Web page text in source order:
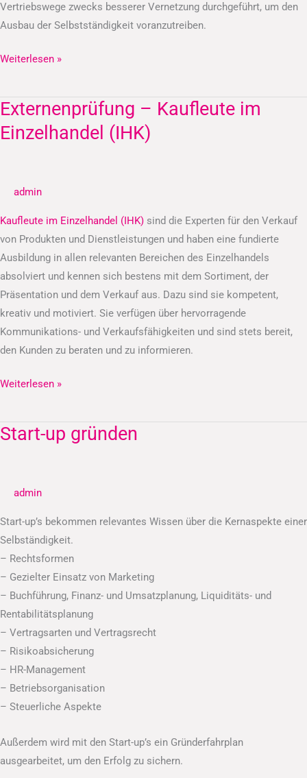
Vertriebswege zwecks besserer Vernetzung durchgeführt, um den
Ausbau der Selbstständigkeit voranzutreiben.
Weiterlesen »
Externenprüfung – Kaufleute im
Einzelhandel (IHK)
admin
Kaufleute im Einzelhandel (IHK) sind die Experten für den Verkauf
von Produkten und Dienstleistungen und haben eine fundierte
Ausbildung in allen relevanten Bereichen des Einzelhandels
absolviert und kennen sich bestens mit dem Sortiment, der
Präsentation und dem Verkauf aus. Dazu sind sie kompetent,
kreativ und motiviert. Sie verfügen über hervorragende
Kommunikations- und Verkaufsfähigkeiten und sind stets bereit,
den Kunden zu beraten und zu informieren.
Externenprüfung
–
Kaufleute
(IHK)
Weiterlesen »
Start-up gründen
admin
Start-up’s bekommen relevantes Wissen über die Kernaspekte einer
Selbständigkeit.
– Rechtsformen
– Gezielter Einsatz von Marketing
– Buchführung, Finanz- und Umsatzplanung, Liquiditäts- und
Rentabilitätsplanung
– Vertragsarten und Vertragsrecht
– Risikoabsicherung
– HR-Management
– Betriebsorganisation
– Steuerliche Aspekte
Außerdem wird mit den Start-up’s ein Gründerfahrplan
ausgearbeitet, um den Erfolg zu sichern.
Start-